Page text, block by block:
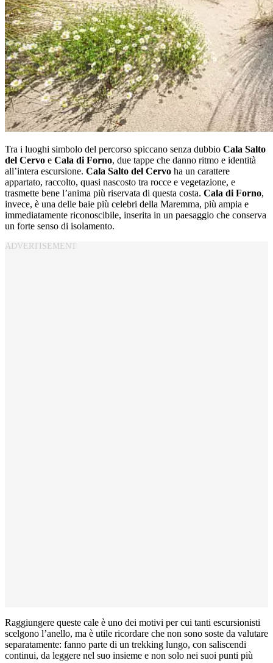
Tra i luoghi simbolo del percorso spiccano senza dubbio Cala Salto
del Cervo e Cala di Forno, due tappe che danno ritmo e identità
all’intera escursione. Cala Salto del Cervo ha un carattere
appartato, raccolto, quasi nascosto tra rocce e vegetazione, e
trasmette bene l’anima più riservata di questa costa. Cala di Forno,
invece, è una delle baie più celebri della Maremma, più ampia e
immediatamente riconoscibile, inserita in un paesaggio che conserva
un forte senso di isolamento.
Raggiungere queste cale è uno dei motivi per cui tanti escursionisti
scelgono l’anello, ma è utile ricordare che non sono soste da valutare
separatamente: fanno parte di un trekking lungo, con saliscendi
continui, da leggere nel suo insieme e non solo nei suoi punti più